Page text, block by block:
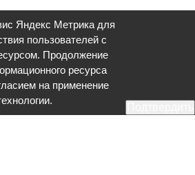
Яндекс Метрика для
пользователей с
Продолжение
ресурса
на применение